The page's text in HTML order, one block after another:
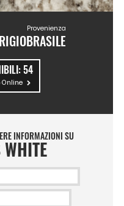
Provenienza
BRASILE
54
INFORMAZIONI SU